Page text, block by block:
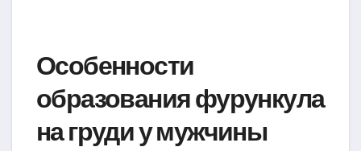
Особенности
образования фурункула
на груди у мужчины